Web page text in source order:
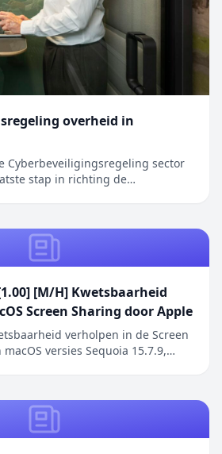
overheid in
Cyberbeveiligingsregeling sector
stap in richting de
eerst op Digitale Overheid.
[1.00] [M/H] Kwetsbaarheid
Screen Sharing door Apple
verholpen in de Screen
versies Sequoia 15.7.9,
waarbij netwerkaanvallers
zonder geldige